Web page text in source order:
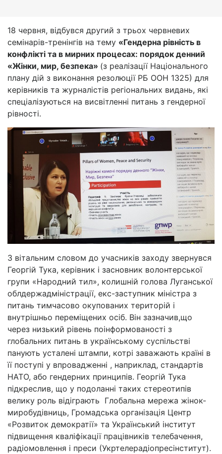
18 червня, відбувся другий з трьох червневих
семінарів-тренінгів на тему «Гендерна рівність в
конфлікті та в мирних процесах: порядок денний
«Жінки, мир, безпека» (з реалізації Національного
плану дій з виконання резолюції РБ ООН 1325) для
керівників та журналістів регіональних видань, які
спеціалізуються на висвітленні питань з гендерної
рівності.
З вітальним словом до учасників заходу звернувся
Георгій Тука, керівник і засновник волонтерської
групи «Народний тил», колишній голова Луганської
облдержадміністрації, екс-заступник міністра з
питань тимчасово окупованих територій і
внутрішньо переміщених осіб. Він зазначив,що
через низький рівень поінформованості з
глобальних питань в українському суспільстві
панують усталені штампи, котрі заважають країні в
її поступі у впровадженні , наприклад, стандартів
НАТО, або гендерних принципів. Георгій Тука
підкреслив, що у подоланні таких стереотипів
велику роль відіграють Глобальна мережа жінок-
миробудівниць, Громадська організація Центр
«Розвиток демократії» та Український інститут
підвищення кваліфікації працівників телебачення,
радіомовлення і преси (Укртелерадіопресінститут).